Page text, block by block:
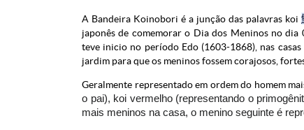
A Bandeira Koinobori é a junção das palavras koi
japonês de comemorar o Dia dos Meninos no
teve inicio no período Edo (1603-1868), nas
jardim para que os meninos fossem corajosos,
Geralmente representado em ordem do homem
o pai), koi vermelho (representando o
mais meninos na casa, o menino seguinte é